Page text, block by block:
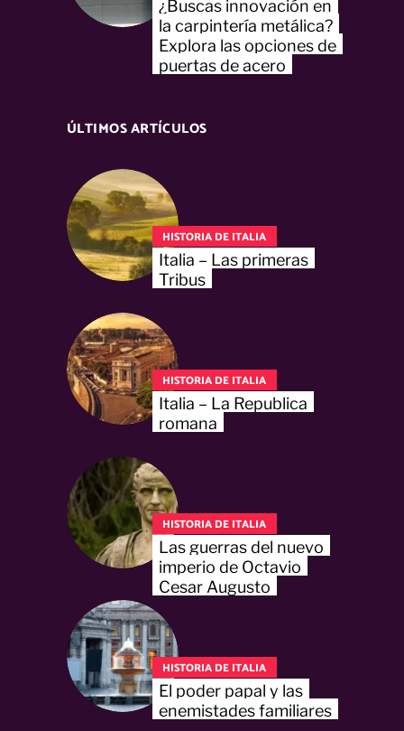
¿Buscas innovación en
la carpintería metálica?
Explora las opciones de
puertas de acero
ÚLTIMOS ARTÍCULOS
HISTORIA DE ITALIA
Italia – Las primeras
Tribus
HISTORIA DE ITALIA
Italia – La Republica
romana
HISTORIA DE ITALIA
Las guerras del nuevo
imperio de Octavio
Cesar Augusto
HISTORIA DE ITALIA
El poder papal y las
enemistades familiares